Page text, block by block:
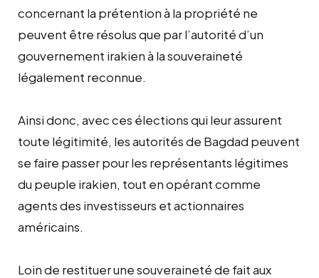
concernant la prétention à la propriété ne
peuvent être résolus que par l’autorité d’un
gouvernement irakien à la souveraineté
légalement reconnue.
Ainsi donc, avec ces élections qui leur assurent
toute légitimité, les autorités de Bagdad peuvent
se faire passer pour les représentants légitimes
du peuple irakien, tout en opérant comme
agents des investisseurs et actionnaires
américains.
Loin de restituer une souveraineté de fait aux